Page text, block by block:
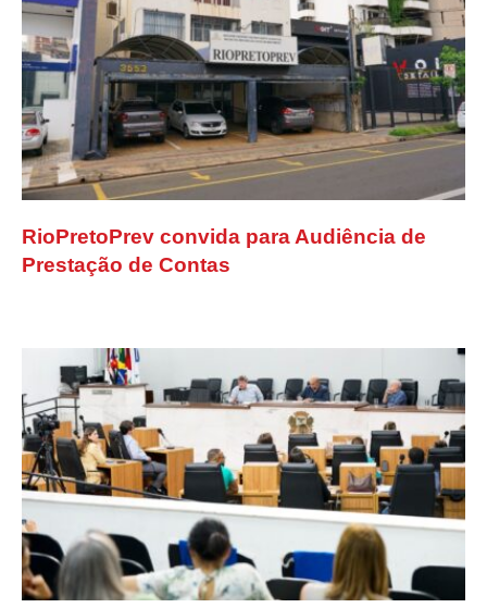
RioPretoPrev convida para Audiência de
Prestação de Contas